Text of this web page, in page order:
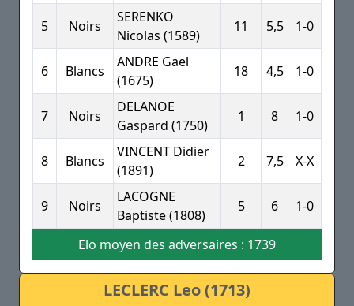
Elo moyen des adversaires : 1739
5 Noirs
SERENKO
Nicolas (1589)
11 5,5 1-0
6 Blancs
ANDRE Gael
(1675)
18 4,5 1-0
7 Noirs
DELANOE
Gaspard (1750)
1 8 1-0
8 Blancs
VINCENT Didier
(1891)
2 7,5 X-X
9 Noirs
LACOGNE
Baptiste (1808)
5 6 1-0
LECLERC Leo (1713)